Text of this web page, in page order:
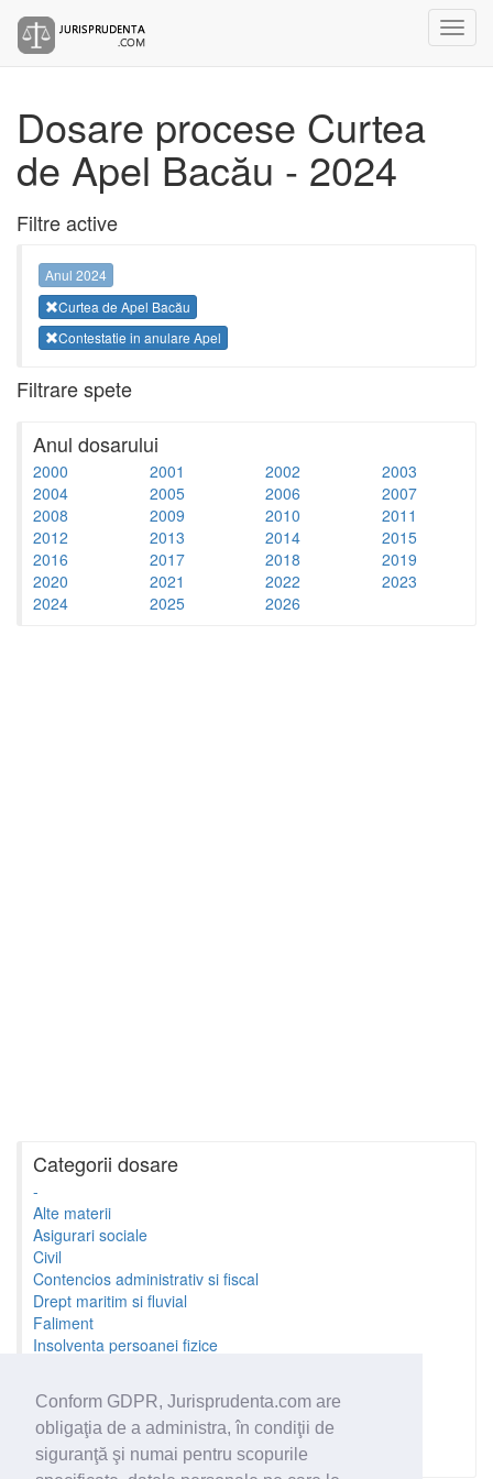
Conform GDPR, Jurisprudenta.com are
obligaţia de a administra, în condiţii de
siguranţă şi numai pentru scopurile
Dosare procese Curtea
de Apel Bacău - 2024
Filtre active
Anul 2024
Curtea de Apel Bacău
Contestatie in anulare Apel
Filtrare spete
Anul dosarului
2000 2001 2002
2003
2004
2005 2006
2007
2008
2009 2010
2011
2012
2013 2014
2015
2016
2017 2018
2019
2020
2021 2022
2023
2024
2025 2026
Categorii dosare
-
Alte materii
Asigurari sociale
Civil
Contencios administrativ si fiscal
Drept maritim si fluvial
Faliment
Insolventa persoanei fizice
Minori si familie
Penal
Proprietate Intelectuala